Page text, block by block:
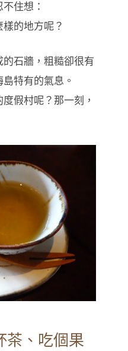
住想：
的地方呢？
石牆，粗糙卻很有
特有的氣息。
假村呢？那一刻，
茶、吃個果